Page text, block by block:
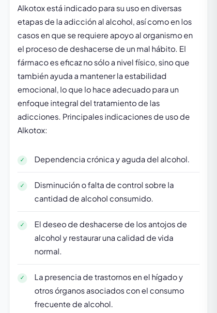
Alkotox está indicado para su uso en diversas
etapas de la adicción al alcohol, así como en los
casos en que se requiere apoyo al organismo en
el proceso de deshacerse de un mal hábito. El
fármaco es eficaz no sólo a nivel físico, sino que
también ayuda a mantener la estabilidad
emocional, lo que lo hace adecuado para un
enfoque integral del tratamiento de las
adicciones. Principales indicaciones de uso de
Alkotox:
Dependencia crónica y aguda del alcohol.
Disminución o falta de control sobre la
cantidad de alcohol consumido.
El deseo de deshacerse de los antojos de
alcohol y restaurar una calidad de vida
normal.
La presencia de trastornos en el hígado y
otros órganos asociados con el consumo
frecuente de alcohol.